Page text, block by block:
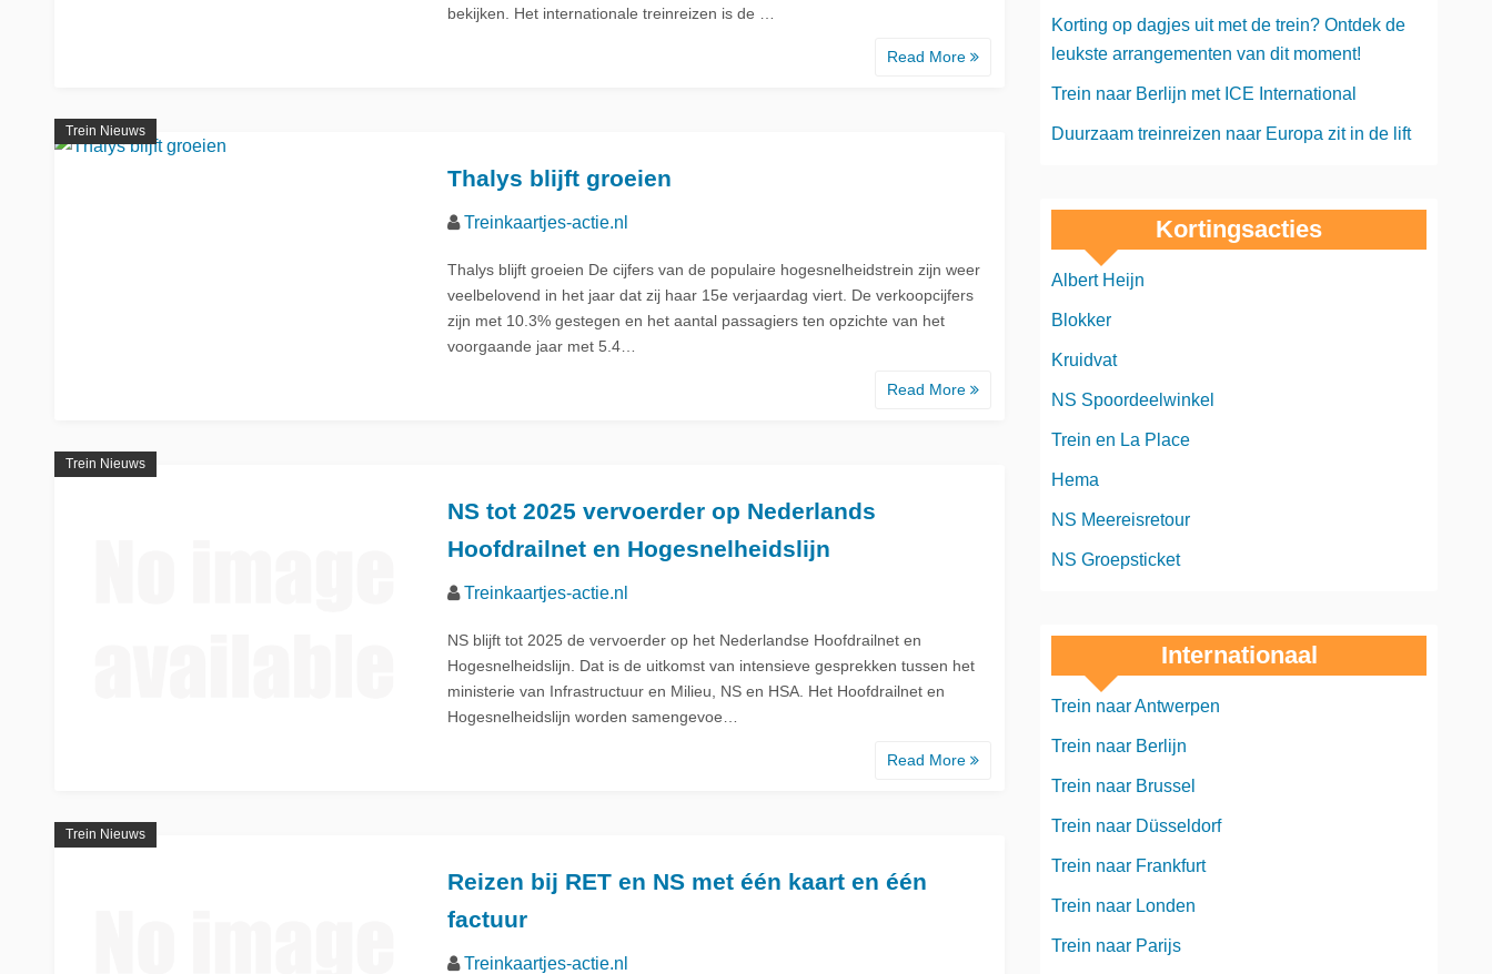
Trein naar Oostenrijk
bekijken. Het internationale treinreizen is de …
Read More
Trein Nieuws
Thalys blijft groeien
Treinkaartjes-actie.nl
Thalys blijft groeien De cijfers van de populaire hogesnelheidstrein zijn weer
veelbelovend in het jaar dat zij haar 15e verjaardag viert. De verkoopcijfers
zijn met 10.3% gestegen en het aantal passagiers ten opzichte van het
voorgaande jaar met 5.4…
Read More
Trein Nieuws
NS tot 2025 vervoerder op Nederlands
Hoofdrailnet en Hogesnelheidslijn
Treinkaartjes-actie.nl
NS blijft tot 2025 de vervoerder op het Nederlandse Hoofdrailnet en
Hogesnelheidslijn. Dat is de uitkomst van intensieve gesprekken tussen het
ministerie van Infrastructuur en Milieu, NS en HSA. Het Hoofdrailnet en
Hogesnelheidslijn worden samengevoe…
Read More
Trein Nieuws
Reizen bij RET en NS met één kaart en één
factuur
Treinkaartjes-actie.nl
Korting op dagjes uit met de trein? Ontdek de
leukste arrangementen van dit moment!
Trein naar Berlijn met ICE International
Duurzaam treinreizen naar Europa zit in de lift
Kortingsacties
Albert Heijn
Blokker
Kruidvat
NS Spoordeelwinkel
Trein en La Place
Hema
NS Meereisretour
NS Groepsticket
Internationaal
Trein naar Antwerpen
Trein naar Berlijn
Trein naar Brussel
Trein naar Düsseldorf
Trein naar Frankfurt
Trein naar Londen
Trein naar Parijs